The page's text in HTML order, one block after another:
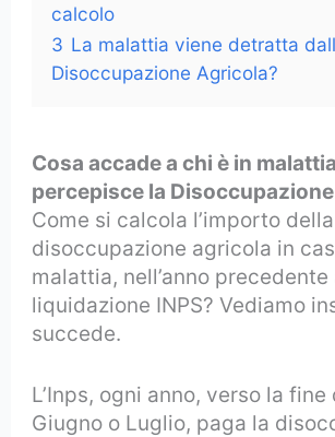
calcolo
3 La malattia viene detratta
Disoccupazione Agricola?
Cosa accade a chi è in
percepisce la
Come si calcola l’importo della
disoccupazione agricola in
malattia, nell’anno precedente
liquidazione INPS? Vediamo
succede.
L’Inps, ogni anno, verso la
Giugno o Luglio, paga la